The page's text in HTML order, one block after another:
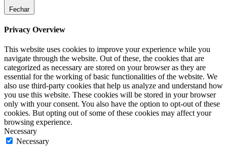
Fechar
Privacy Overview
This website uses cookies to improve your experience while you
navigate through the website. Out of these, the cookies that are
categorized as necessary are stored on your browser as they are
essential for the working of basic functionalities of the website. We
also use third-party cookies that help us analyze and understand how
you use this website. These cookies will be stored in your browser
only with your consent. You also have the option to opt-out of these
cookies. But opting out of some of these cookies may affect your
browsing experience.
Necessary
Necessary